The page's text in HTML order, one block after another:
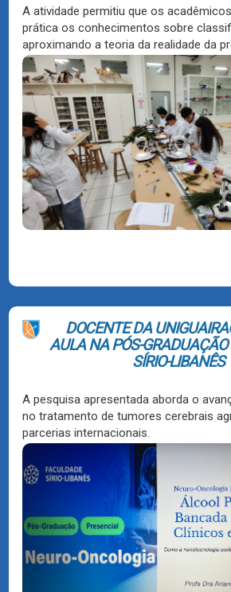
A atividade permitiu que os
prática os conhecimentos sobre
aproximando a teoria da realidade da
DOCENTE DA
AULA NA PÓS-
SÍRIO-LIBANÊS
A pesquisa apresentada aborda o
no tratamento de tumores cerebrais
parcerias internacionais.